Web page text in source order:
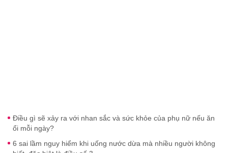
Điều gì sẽ xảy ra với nhan sắc và sức khỏe của phụ nữ nếu ăn
ổi mỗi ngày?
6 sai lầm nguy hiểm khi uống nước dừa mà nhiều người không